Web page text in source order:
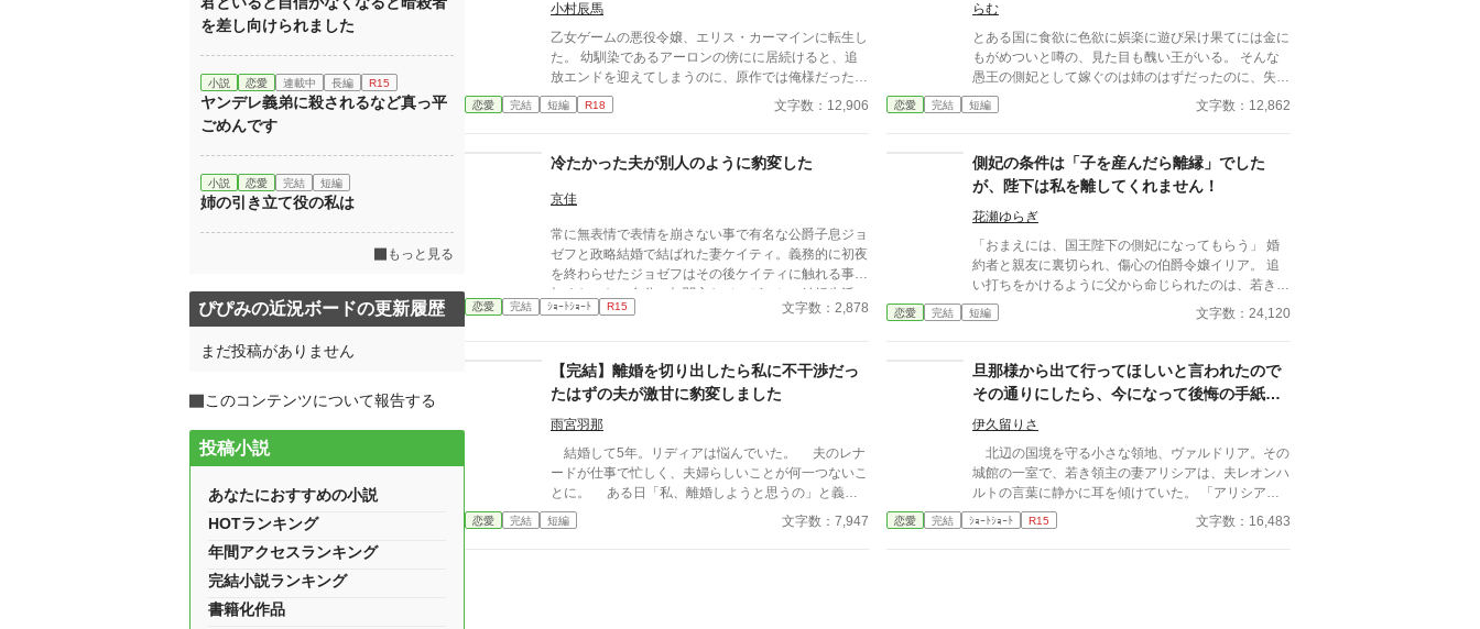
王太子フィリップに勘違いされてしまう。 「君は傷
ついているんだろう？」 「いいえ、旦那様の顔が良
いだけです！」 そう答えたはずなのに、なぜか王太
子から求婚されて――！？ 愛されない運命だった当
て馬令嬢が、本当の愛を知るまでの勘違いラブコメデ
ィ。
小村辰馬
乙女ゲームの悪役令嬢、エリス・カーマインに転生し
た。 幼馴染であるアーロンの傍にに居続けると、追
放エンドを迎えてしまうのに、原作では俺様だった彼
の世話焼きな一面を開花させてしまい、居心地の良い
彼のそばを離れるのが辛くなってしまう。 ならば彼
恋愛 完結 短編 R18 文字数：12,906
らむ
とある国に食欲に色欲に娯楽に遊び呆け果てには金に
もがめついと噂の、見た目も醜い王がいる。 そんな
愚王の側妃として嫁ぐのは姉のはずだったのに、失踪
したために代わりに嫁ぐことになった妹の私。 しか
しいざ対面してみると、なんだか噂とは違うような…
恋愛 完結 短編 文字数：12,862
冷たかった夫が別人のように豹変した
京佳
常に無表情で表情を崩さない事で有名な公爵子息ジョ
ゼフと政略結婚で結ばれた妻ケイティ。義務的に初夜
を終わらせたジョゼフはその後ケイティに触れる事は
無くなった。自分に無関心なジョゼフとの結婚生活に
寂しさと不満を感じながらも簡単に離縁出来ないしが
猫を保護して飼うことにした。 ざまぁ。ゆるゆる設
定
恋愛 完結 ｼｮｰﾄｼｮｰﾄ R15 文字数：2,878
側妃の条件は「子を産んだら離縁」でした
が、陛下は私を離してくれません！
花瀬ゆらぎ
「おまえには、国王陛下の側妃になってもらう」 婚
約者と親友に裏切られ、傷心の伯爵令嬢イリア。 追
い打ちをかけるように父から命じられたのは、若き国
王フェイランの側妃になることだった。 しかし、王
宮で待っていたのは、「世継ぎを産んだら離縁」とい
女からは蔑まれ、王妃からは「用が済んだら去れ」と
突き放される。 けれど、イリアは知ってしまう。 彼
が兄の死と誤解に苦しみ、誰よりも孤独の中にいるこ
とを──。 「私は、陛下の幸せを願っております。だ
から……離縁してください」 フェイランを想い、身
を引こうとしたイリア。 しかし、無関心だったはず
の陛下が、イリアを強く抱きしめて……！？ 「離縁
する気か？ 許さない。私の心を乱しておいて、逃
げられると思うな」 凍てついた王の心を溶かしたの
恋愛 完結 短編 文字数：24,120
【完結】離婚を切り出したら私に不干渉だっ
たはずの夫が激甘に豹変しました
雨宮羽那
結婚して5年。リディアは悩んでいた。 夫のレナ
ードが仕事で忙しく、夫婦らしいことが何一つないこ
とに。 ある日「私、離婚しようと思うの」と義妹
に相談すると、とある薬を渡される。 どうやらそ
れは、『ちょーっとだけ本音がでちゃう薬』のよう。
恋愛 完結 短編 文字数：7,947
旦那様から出て行ってほしいと言われたので
その通りにしたら、今になって後悔の手紙が
届きました
伊久留りさ
北辺の国境を守る小さな領地、ヴァルドリア。その
城館の一室で、若き領主の妻アリシアは、夫レオンハ
ルトの言葉に静かに耳を傾けていた。 「アリシア、
君にはもう少し、この城から離れてもらいたい」
レオンハルトの声は、いつものように低く、落ち着い
恋愛 完結 ｼｮｰﾄｼｮｰﾄ R15 文字数：16,483
を差し向けられました
小説 恋愛 連載中 長編 R15
ヤンデレ義弟に殺されるなど真っ平
ごめんです
小説 恋愛 完結 短編
姉の引き立て役の私は
もっと見る
ぴぴみの近況ボードの更新履歴
まだ投稿がありません
このコンテンツについて報告する
投稿小説
あなたにおすすめの小説
HOTランキング
年間アクセスランキング
完結小説ランキング
書籍化作品